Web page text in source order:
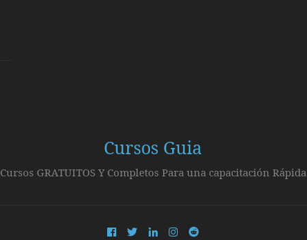
Cursos Guia
Cursos GRATUITOS Y Completos Para una capacitación Rápida